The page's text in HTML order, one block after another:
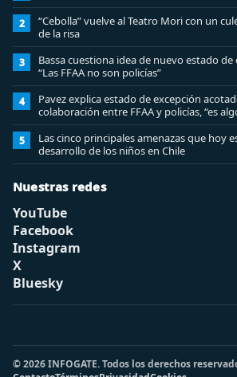
2
“Cebolla” vuelve al Teatro Mori con un
de la risa
3
Bassa cuestiona idea de nuevo estado
“Las FFAA no son policías”
4
Pavez explica estado de excepción
colaboración entre FFAA y policías, “es
analizar”
5
Las cinco principales amenazas que hoy
desarrollo de los niños en Chile
Nuestras redes
YouTube
Facebook
Instagram
X
Bluesky
© 2026 INFOGATE. Todos los derechos